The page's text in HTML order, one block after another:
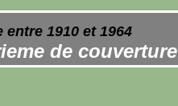
1910 et 1964
de couverture